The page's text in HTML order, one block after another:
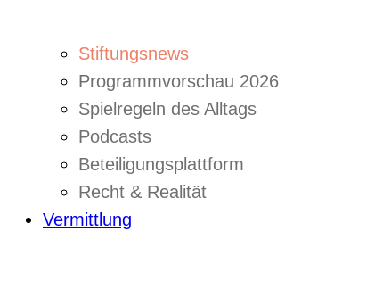
Stiftungsnews
Programmvorschau 2026
Spielregeln des Alltags
Podcasts
Beteiligungsplattform
Recht & Realität
Vermittlung